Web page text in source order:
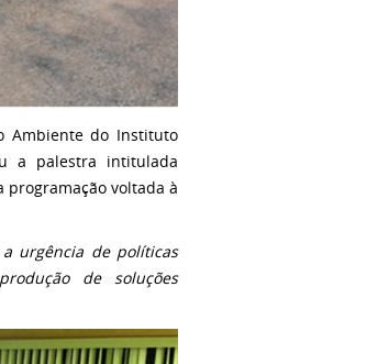
Ambiente do Instituto
a palestra intitulada
voltada à
urgência de políticas
de soluções